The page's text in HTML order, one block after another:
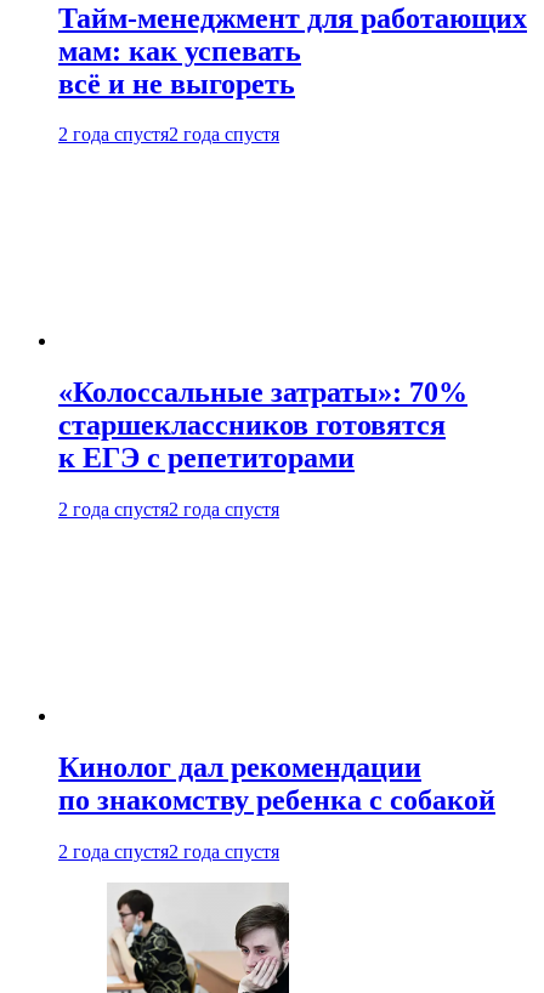
Тайм-менеджмент для работающих
мам: как успевать
всё и не выгореть
2 года спустя2 года спустя
«Колоссальные затраты»: 70%
старшеклассников готовятся
к ЕГЭ с репетиторами
2 года спустя2 года спустя
Кинолог дал рекомендации
по знакомству ребенка с собакой
2 года спустя2 года спустя